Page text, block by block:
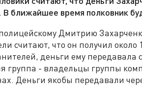
В ближайшее время полковник
Дмитрию
считают, что он получил
деньги ему передавала
группа - владельцы группы
Деньги якобы передавали